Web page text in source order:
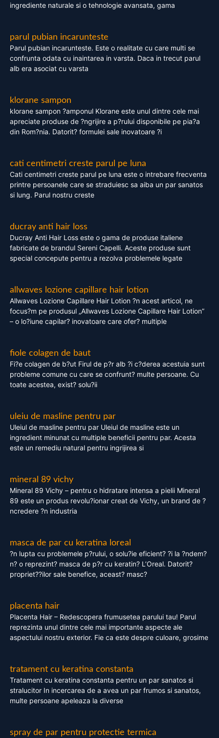
ingrediente naturale si o tehnologie avansata, gama
parul pubian incarunteste
Parul pubian incarunteste. Este o realitate cu care multi se
confrunta odata cu inaintarea in varsta. Daca in trecut parul
alb era asociat cu varsta
klorane sampon
klorane sampon ?amponul Klorane este unul dintre cele mai
apreciate produse de ?ngrijire a p?rului disponibile pe pia?a
din Rom?nia. Datorit? formulei sale inovatoare ?i
cati centimetri creste parul pe luna
Cati centimetri creste parul pe luna este o intrebare frecventa
printre persoanele care se straduiesc sa aiba un par sanatos
si lung. Parul nostru creste
ducray anti hair loss
Ducray Anti Hair Loss este o gama de produse italiene
fabricate de brandul Sereni Capelli. Aceste produse sunt
special concepute pentru a rezolva problemele legate
allwaves lozione capillare hair lotion
Allwaves Lozione Capillare Hair Lotion ?n acest articol, ne
focus?m pe produsul „Allwaves Lozione Capillare Hair Lotion”
– o lo?iune capilar? inovatoare care ofer? multiple
fiole colagen de baut
Fi?e colagen de b?ut Firul de p?r alb ?i c?derea acestuia sunt
probleme comune cu care se confrunt? multe persoane. Cu
toate acestea, exist? solu?ii
uleiu de masline pentru par
Uleiul de masline pentru par Uleiul de masline este un
ingredient minunat cu multiple beneficii pentru par. Acesta
este un remediu natural pentru ingrijirea si
mineral 89 vichy
Mineral 89 Vichy – pentru o hidratare intensa a pielii Mineral
89 este un produs revolu?ionar creat de Vichy, un brand de ?
ncredere ?n industria
masca de par cu keratina loreal
?n lupta cu problemele p?rului, o solu?ie eficient? ?i la ?ndem?
n? o reprezint? masca de p?r cu keratin? L’Oreal. Datorit?
propriet??ilor sale benefice, aceast? masc?
placenta hair
Placenta Hair – Redescopera frumusetea parului tau! Parul
reprezinta unul dintre cele mai importante aspecte ale
aspectului nostru exterior. Fie ca este despre culoare, grosime
tratament cu keratina constanta
Tratament cu keratina constanta pentru un par sanatos si
stralucitor In incercarea de a avea un par frumos si sanatos,
multe persoane apeleaza la diverse
spray de par pentru protectie termica